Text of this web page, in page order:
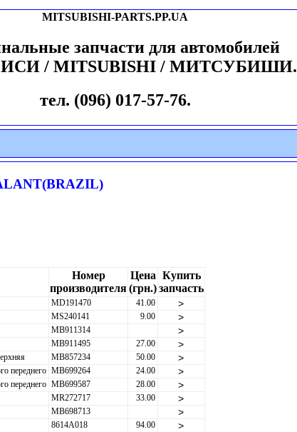
MITSUBISHI-PARTS.PP.UA
запчасти для автомобилей
/ MITSUBISHI / МИТСУБИШИ.
тел. (096) 017-57-76.
Номер
производителя
Цена
(грн.)
Купить
запчасть
MD191470 41.00 >
MS240141 9.00 >
MB911314 >
MB911495 27.00 >
MB857234 50.00 >
переднего MB699264 24.00 >
переднего MB699587 28.00 >
MR272717 33.00 >
MB698713 >
8614A018 94.00 >